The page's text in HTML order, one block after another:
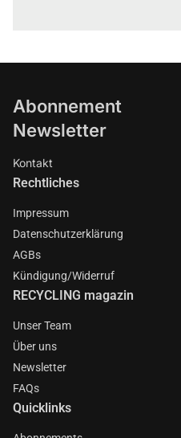
Abonnement
Newsletter
Kontakt
Rechtliches
Impressum
Datenschutzerklärung
AGBs
Kündigung/Widerruf
RECYCLING magazin
Unser Team
Über uns
Newsletter
FAQs
Quicklinks